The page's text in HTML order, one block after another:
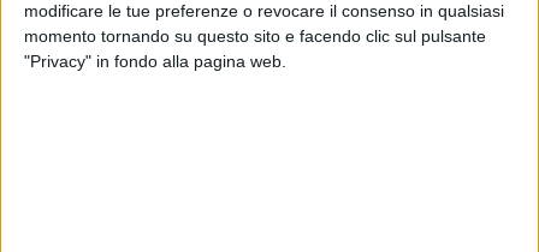
modificare le tue preferenze o revocare il consenso in qualsiasi
momento tornando su questo sito e facendo clic sul pulsante
"Privacy" in fondo alla pagina web.
BARLETTA - 31 AGOSTO 2010
Calciomercato ardente, ben quattro le nuove
pedine per il mister